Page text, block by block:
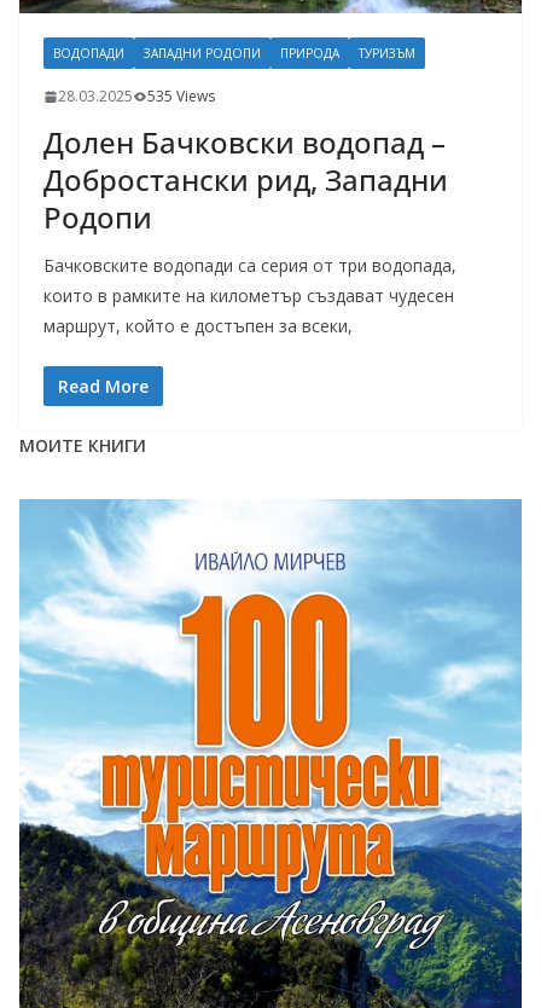
ВОДОПАДИ ЗАПАДНИ РОДОПИ ПРИРОДА ТУРИЗЪМ
28.03.2025 535 Views
Долен Бачковски водопад –
Добростански рид, Западни
Родопи
Бачковските водопади са серия от три водопада,
които в рамките на километър създават чудесен
маршрут, който е достъпен за всеки,
Read More
МОИТЕ КНИГИ